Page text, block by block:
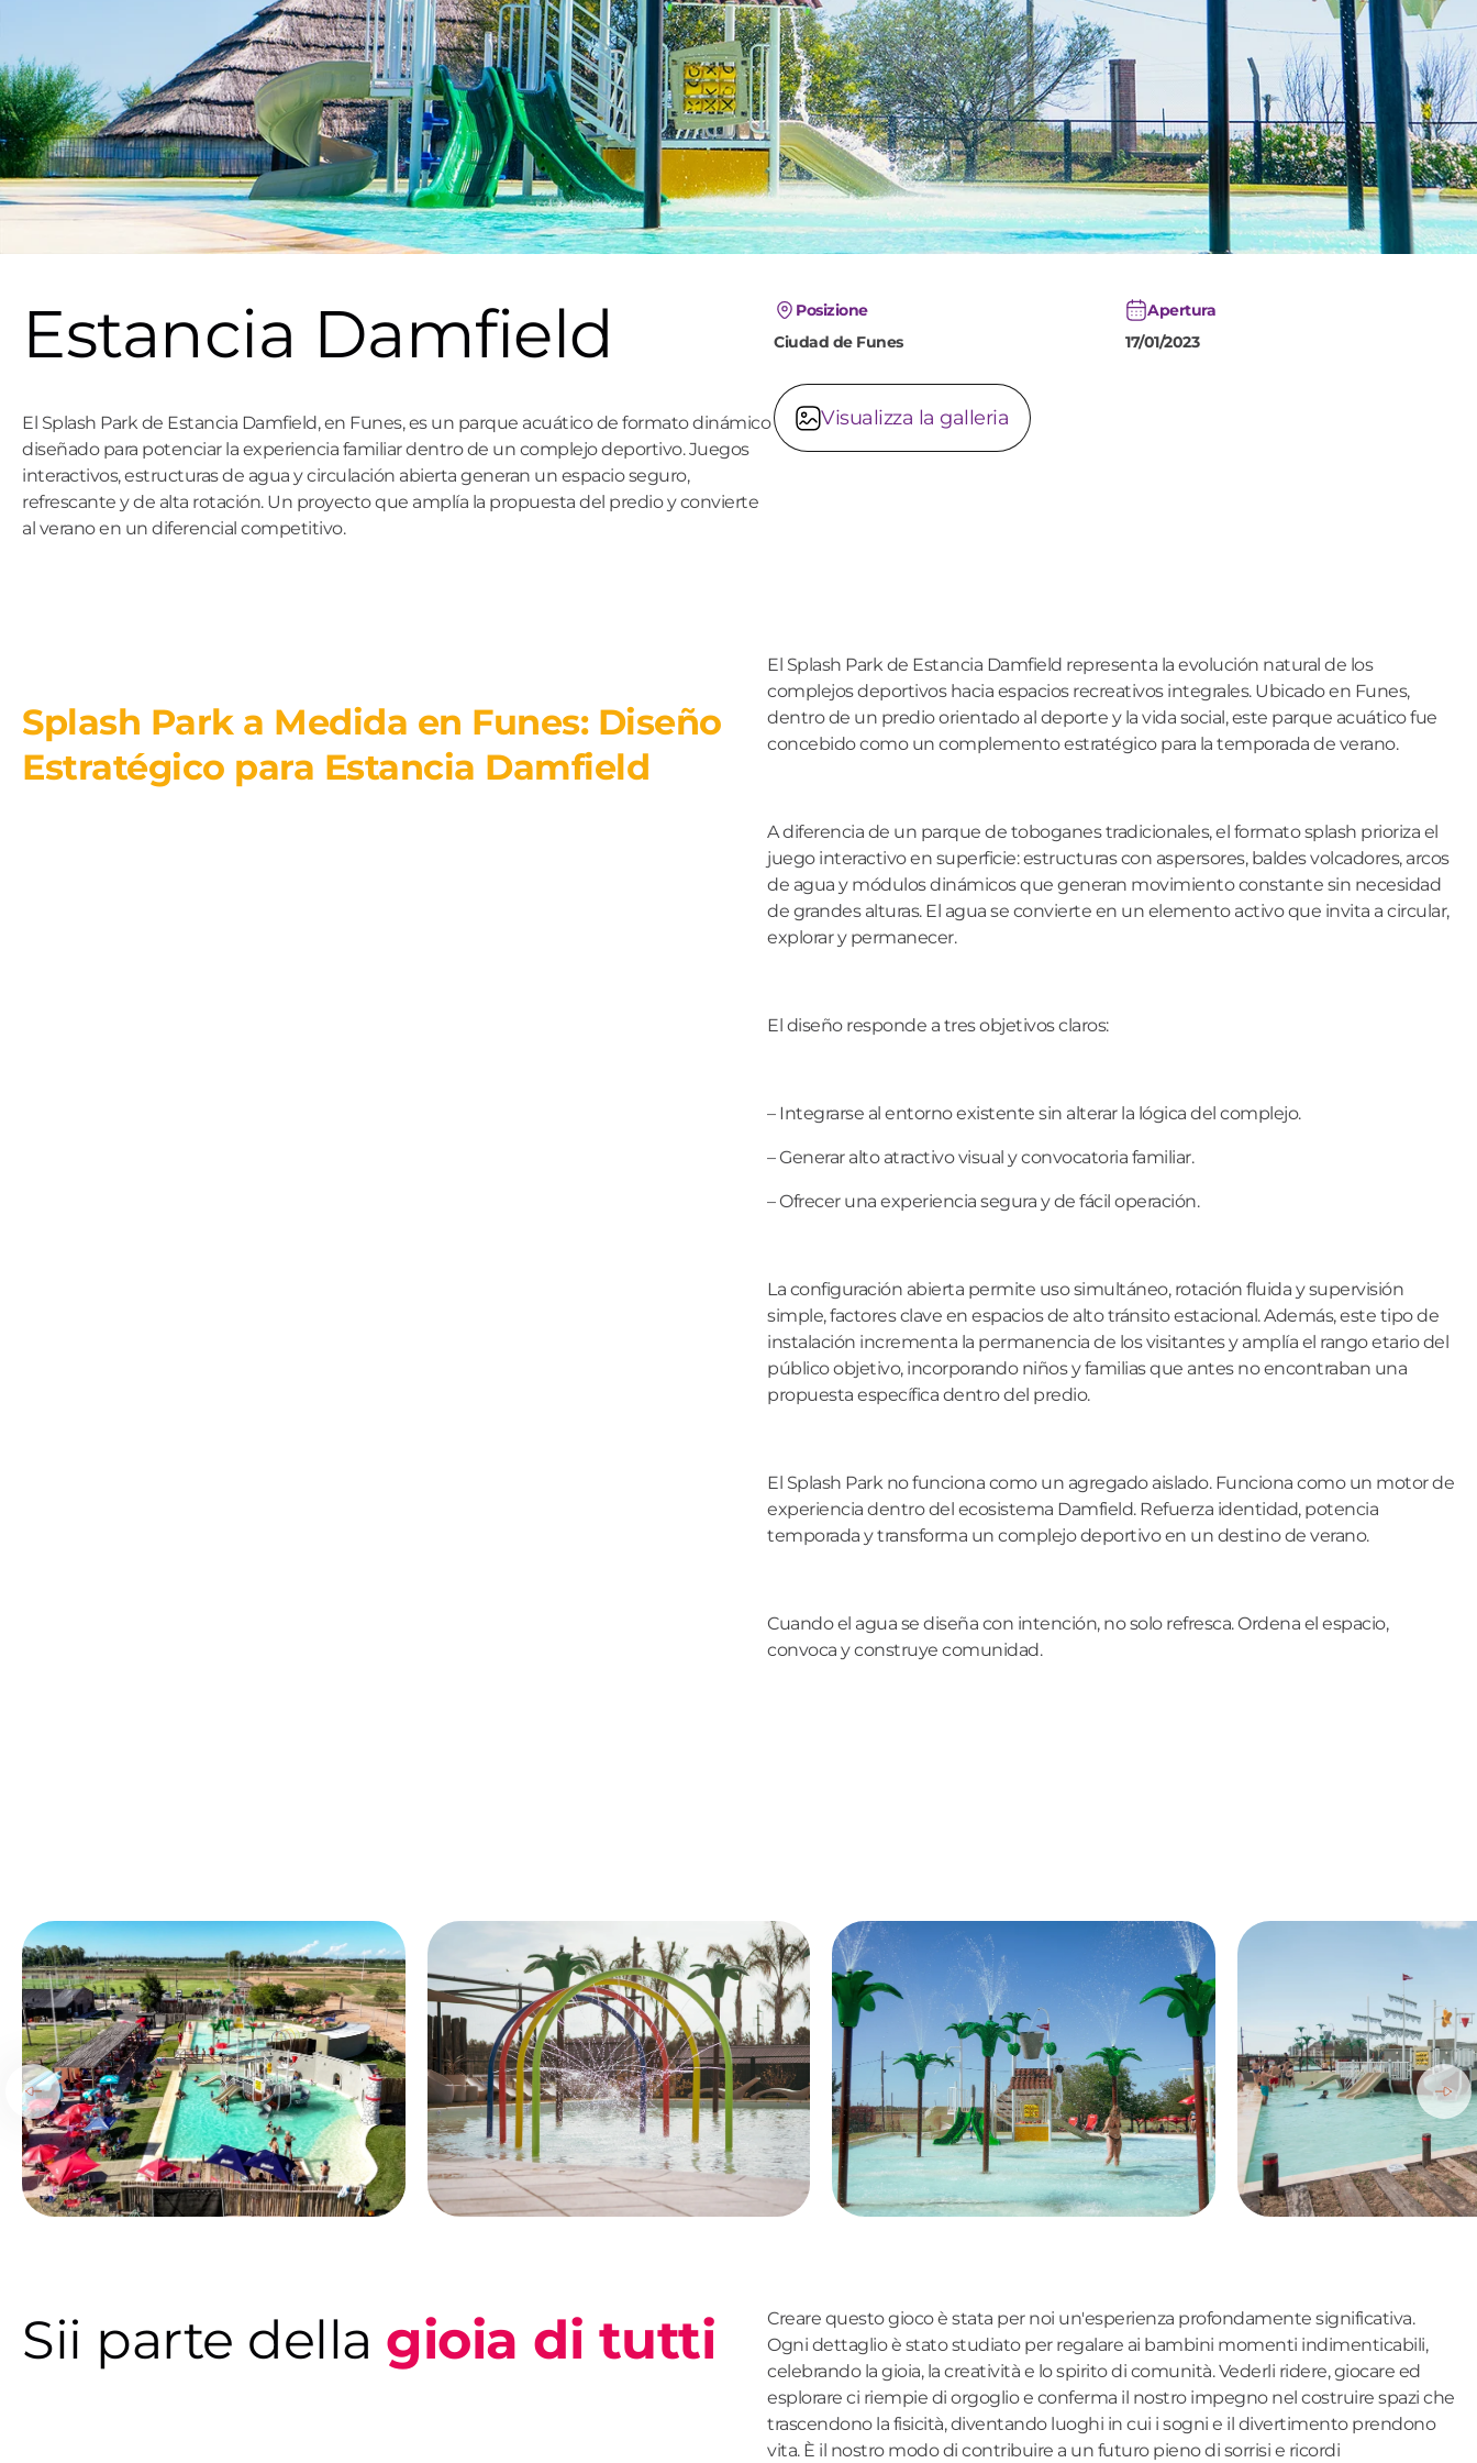
Estancia Damfield
El Splash Park de Estancia Damfield, en Funes, es un parque acuático de formato dinámico
diseñado para potenciar la experiencia familiar dentro de un complejo deportivo. Juegos
interactivos, estructuras de agua y circulación abierta generan un espacio seguro,
refrescante y de alta rotación. Un proyecto que amplía la propuesta del predio y convierte
al verano en un diferencial competitivo.
Posizione
Ciudad de Funes
Apertura
17/01/2023
Visualizza la galleria
Splash Park a Medida en Funes: Diseño
Estratégico para Estancia Damfield
El Splash Park de Estancia Damfield representa la evolución natural de los
complejos deportivos hacia espacios recreativos integrales. Ubicado en Funes,
dentro de un predio orientado al deporte y la vida social, este parque acuático fue
concebido como un complemento estratégico para la temporada de verano.
A diferencia de un parque de toboganes tradicionales, el formato splash prioriza el
juego interactivo en superficie: estructuras con aspersores, baldes volcadores, arcos
de agua y módulos dinámicos que generan movimiento constante sin necesidad
de grandes alturas. El agua se convierte en un elemento activo que invita a circular,
explorar y permanecer.
El diseño responde a tres objetivos claros:
– Integrarse al entorno existente sin alterar la lógica del complejo.
– Generar alto atractivo visual y convocatoria familiar.
– Ofrecer una experiencia segura y de fácil operación.
La configuración abierta permite uso simultáneo, rotación fluida y supervisión
simple, factores clave en espacios de alto tránsito estacional. Además, este tipo de
instalación incrementa la permanencia de los visitantes y amplía el rango etario del
público objetivo, incorporando niños y familias que antes no encontraban una
propuesta específica dentro del predio.
El Splash Park no funciona como un agregado aislado. Funciona como un motor de
experiencia dentro del ecosistema Damfield. Refuerza identidad, potencia
temporada y transforma un complejo deportivo en un destino de verano.
Cuando el agua se diseña con intención, no solo refresca. Ordena el espacio,
convoca y construye comunidad.
Sii parte della gioia di tutti
Creare questo gioco è stata per noi un'esperienza profondamente significativa.
Ogni dettaglio è stato studiato per regalare ai bambini momenti indimenticabili,
celebrando la gioia, la creatività e lo spirito di comunità. Vederli ridere, giocare ed
esplorare ci riempie di orgoglio e conferma il nostro impegno nel costruire spazi che
trascendono la fisicità, diventando luoghi in cui i sogni e il divertimento prendono
vita. È il nostro modo di contribuire a un futuro pieno di sorrisi e ricordi